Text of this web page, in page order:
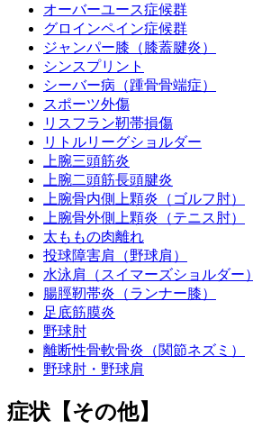
オーバーユース症候群
グロインペイン症候群
ジャンパー膝（膝蓋腱炎）
シンスプリント
シーバー病（踵骨骨端症）
スポーツ外傷
リスフラン靭帯損傷
リトルリーグショルダー
上腕三頭筋炎
上腕二頭筋長頭腱炎
上腕骨内側上顆炎（ゴルフ肘）
上腕骨外側上顆炎（テニス肘）
太ももの肉離れ
投球障害肩（野球肩）
水泳肩（スイマーズショルダー）
腸脛靭帯炎（ランナー膝）
足底筋膜炎
野球肘
離断性骨軟骨炎（関節ネズミ）
野球肘・野球肩
症状【その他】